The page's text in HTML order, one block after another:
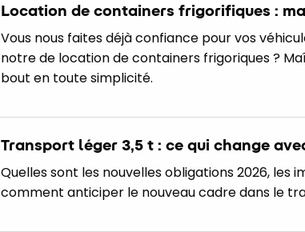
Location de containers frigorifiques :
Vous nous faites déjà confiance pour vos
notre de location de containers frigoriques ?
bout en toute simplicité.
Transport léger 3,5 t : ce qui change
Quelles sont les nouvelles obligations 2026,
comment anticiper le nouveau cadre dans le